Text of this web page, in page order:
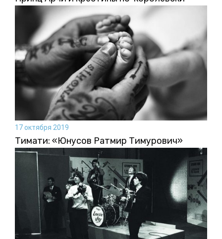
17 октября 2019
Тимати: «Юнусов Ратмир Тимурович»